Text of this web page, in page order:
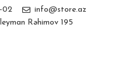
02
info@store.az
Rəhimov 195